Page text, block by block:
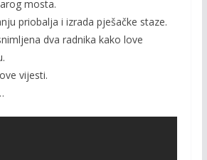
Li
n
k
mosta.
priobalja i izrada pješačke staze.
dva radnika kako love
vijesti.